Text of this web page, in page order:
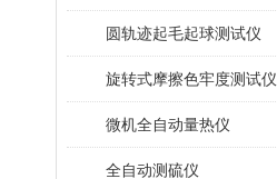
圆轨迹起毛起球测试仪
旋转式摩擦色牢度测试仪
微机全自动量热仪
全自动测硫仪